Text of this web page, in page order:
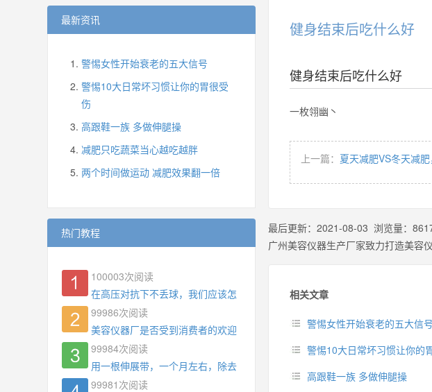
健身结束后吃什么好
健身结束后吃什么好
一枚翎幽丶
上一篇： 夏天减肥VS冬天减
最后更新： 2021-08-03 浏览量：
广州美容仪器生产厂家致力打造美容
相关文章
警惕女性开始衰老的五大信号
警惕10大日常坏习惯让你的
高跟鞋一族 多做伸腿操
最新资讯
警惕女性开始衰老的五大信号
警惕10大日常坏习惯让你的胃很受
伤
高跟鞋一族 多做伸腿操
减肥只吃蔬菜当心越吃越胖
两个时间做运动 减肥效果翻一倍
热门教程
100003次阅读
在高压对抗下不丢球，我们应该怎么练?
99986次阅读
美容仪器厂是否受到消费者的欢迎
99984次阅读
用一根伸展带，一个月左右，除去了手臂拜拜肉，背也变薄了
99981 次阅读